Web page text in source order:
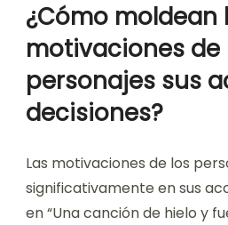
¿Cómo moldean
motivaciones de
personajes sus
decisiones?
Las motivaciones de los
significativamente en sus
en “Una canción de hielo y